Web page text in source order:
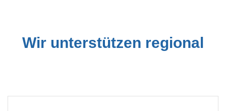
Wir unterstützen regional